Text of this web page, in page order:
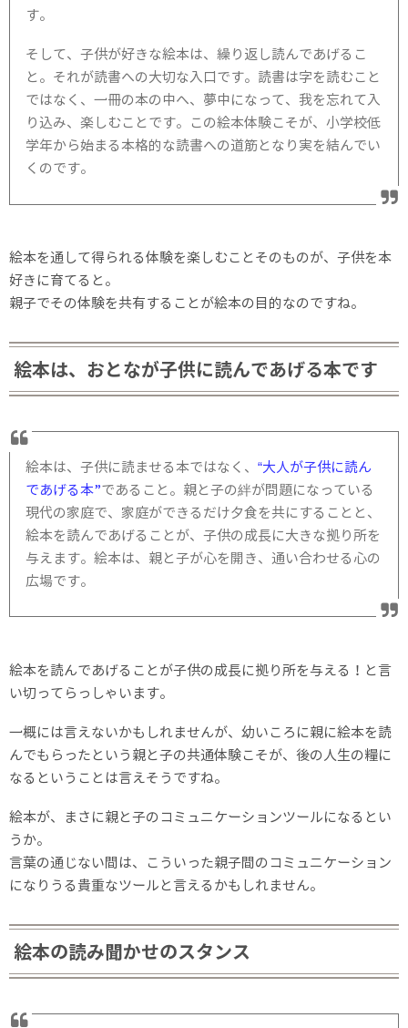
す。
そして、子供が好きな絵本は、繰り返し読んであげるこ
と。それが読書への大切な入口です。読書は字を読むこと
ではなく、一冊の本の中へ、夢中になって、我を忘れて入
り込み、楽しむことです。この絵本体験こそが、小学校低
学年から始まる本格的な読書への道筋となり実を結んでい
くのです。
絵本を通して得られる体験を楽しむことそのものが、子供を本
好きに育てると。
親子でその体験を共有することが絵本の目的なのですね。
絵本は、おとなが子供に読んであげる本です
絵本は、子供に読ませる本ではなく、“大人が子供に読ん
であげる本”であること。親と子の絆が問題になっている
現代の家庭で、家庭ができるだけ夕食を共にすることと、
絵本を読んであげることが、子供の成長に大きな拠り所を
与えます。絵本は、親と子が心を開き、通い合わせる心の
広場です。
絵本を読んであげることが子供の成長に拠り所を与える！と言
い切ってらっしゃいます。
一概には言えないかもしれませんが、幼いころに親に絵本を読
んでもらったという親と子の共通体験こそが、後の人生の糧に
なるということは言えそうですね。
絵本が、まさに親と子のコミュニケーションツールになるとい
うか。
言葉の通じない間は、こういった親子間のコミュニケーション
になりうる貴重なツールと言えるかもしれません。
絵本の読み聞かせのスタンス